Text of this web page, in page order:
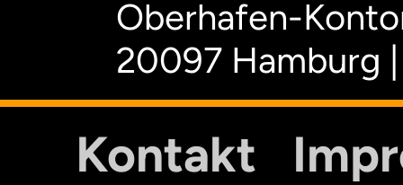
Oberhafen-
20097 Hamburg
Kontakt